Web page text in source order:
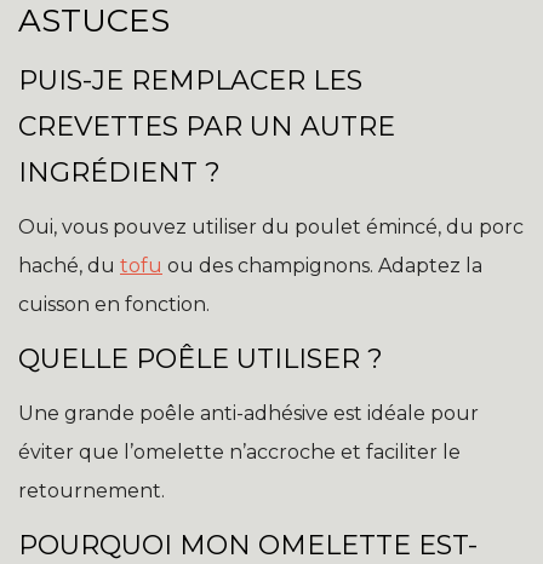
ASTUCES
PUIS-JE REMPLACER LES
CREVETTES PAR UN AUTRE
INGRÉDIENT ?
Oui, vous pouvez utiliser du poulet émincé, du porc
haché, du tofu ou des champignons. Adaptez la
cuisson en fonction.
QUELLE POÊLE UTILISER ?
Une grande poêle anti-adhésive est idéale pour
éviter que l’omelette n’accroche et faciliter le
retournement.
POURQUOI MON OMELETTE EST-